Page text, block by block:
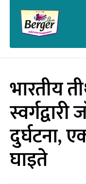
भारतीय
दुर्घटना,
घाइते